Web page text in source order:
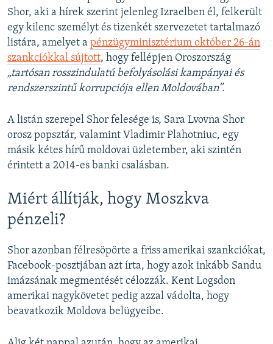
Shor, aki a hírek szerint jelenleg Izraelben él, felkerült
egy kilenc személyt és tizenkét szervezetet tartalmazó
listára, amelyet a pénzügyminisztérium október 26-án
szankciókkal sújtott, hogy fellépjen Oroszország
„tartósan rosszindulatú befolyásolási kampányai és
rendszerszintű korrupciója ellen Moldovában”.
A listán szerepel Shor felesége is, Sara Lvovna Shor
orosz popsztár, valamint Vladimir Plahotniuc, egy
másik kétes hírű moldovai üzletember, aki szintén
érintett a 2014-es banki csalásban.
Miért állítják, hogy Moszkva
pénzeli?
Shor azonban félresöpörte a friss amerikai szankciókat,
Facebook-posztjában azt írta, hogy azok inkább Sandu
imázsának megmentését célozzák. Kent Logsdon
amerikai nagykövetet pedig azzal vádolta, hogy
beavatkozik Moldova belügyeibe.